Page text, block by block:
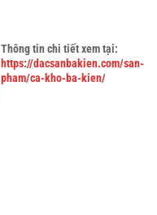
Thông tin chi tiết xem tại:
https://dacsanbakien.com/san-
pham/ca-kho-ba-kien/